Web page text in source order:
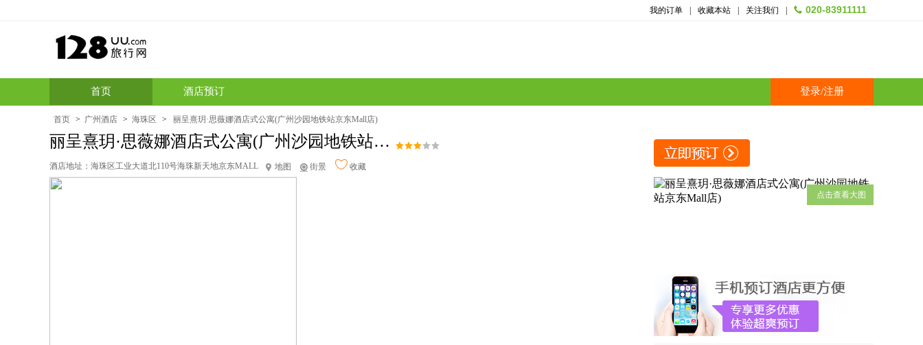
我的订单 收藏本站 关注我们 020-83911111
首页 酒店预订 登录/注册
首页 > 广州酒店 > 海珠区 > 丽呈熹玥·思薇娜酒店式公寓(广州沙园地铁站京东Mall店)
丽呈熹玥·思薇娜酒店式公寓(广州沙园地铁站京东Mall店)
酒店地址： 海珠区工业大道北110号海珠新天地京东MALL 地图 街景 收藏
点击查看大图